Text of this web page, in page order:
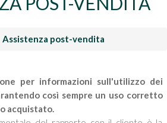
Assistenza post-vendita
per informazioni sull'utilizzo dei
così sempre un uso corretto
acquistato.